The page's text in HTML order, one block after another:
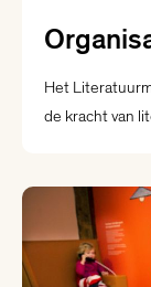
Het
de kracht van